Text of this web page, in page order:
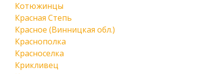
Котюжинцы
Красная Степь
Красное (Винницкая обл.)
Краснополка
Красноселка
Крикливец